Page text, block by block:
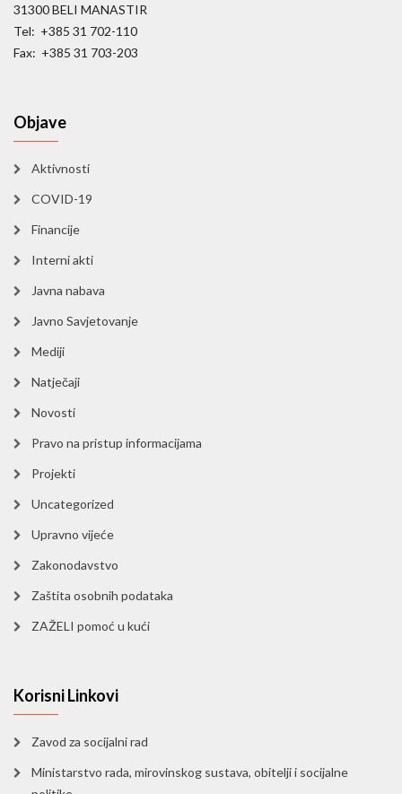
31300 BELI MANASTIR
Tel: +385 31 702-110
Fax: +385 31 703-203
Objave
Aktivnosti
COVID-19
Financije
Interni akti
Javna nabava
Javno Savjetovanje
Mediji
Natječaji
Novosti
Pravo na pristup informacijama
Projekti
Uncategorized
Upravno vijeće
Zakonodavstvo
Zaštita osobnih podataka
ZAŽELI pomoć u kući
Korisni Linkovi
Zavod za socijalni rad
Ministarstvo rada, mirovinskog sustava, obitelji i socijalne